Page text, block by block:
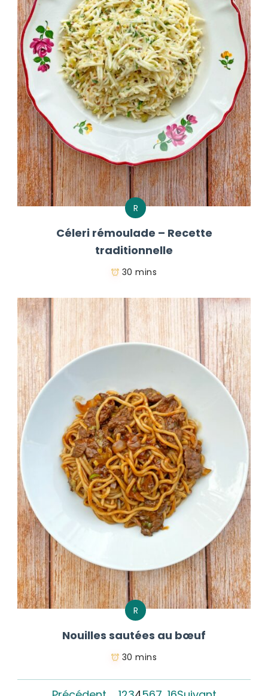
R
Céleri rémoulade – Recette
traditionnelle
30 mins
R
Nouilles sautées au bœuf
30 mins